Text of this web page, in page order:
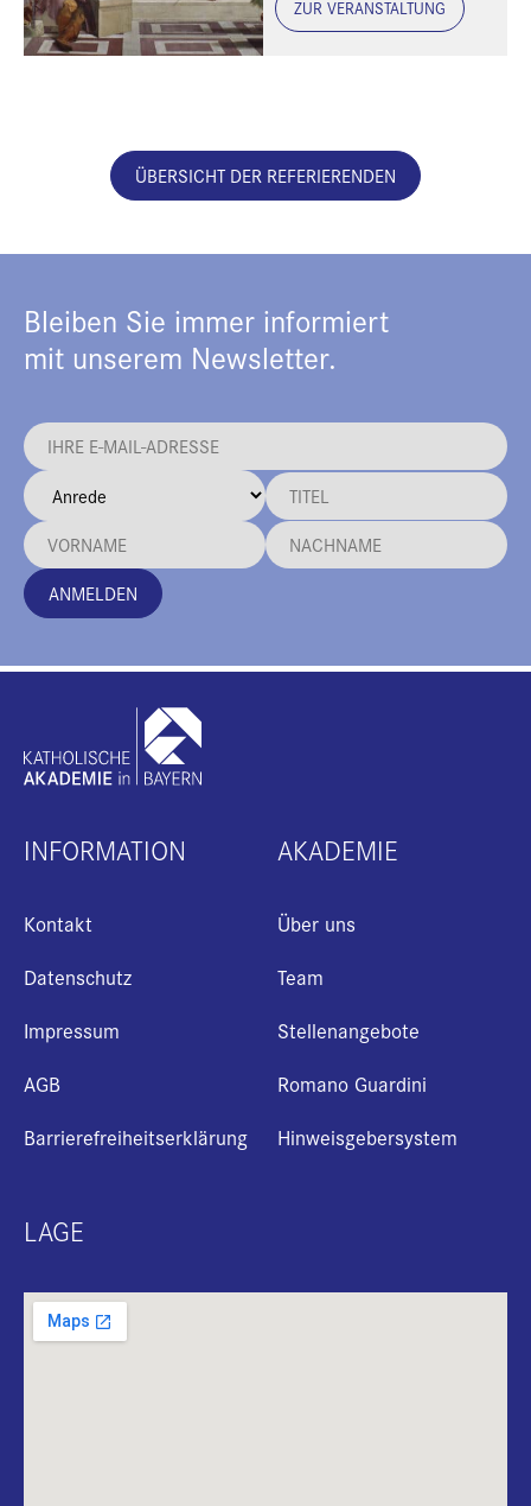
ZUR VERANSTALTUNG
ÜBERSICHT DER REFERIERENDEN
Bleiben Sie immer informiert
mit unserem Newsletter.
ANMELDEN
INFORMATION
Kontakt
Datenschutz
Impressum
AGB
Barrierefreiheitserklärung
AKADEMIE
Über uns
Team
Stellenangebote
Romano Guardini
Hinweisgebersystem
LAGE